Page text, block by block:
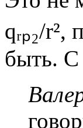
qᵣₚ₂/
быть. С